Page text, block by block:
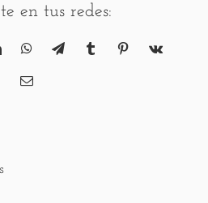
en tus redes:
WhatsAppTelegramTumblrPinterest
Vk
Correo